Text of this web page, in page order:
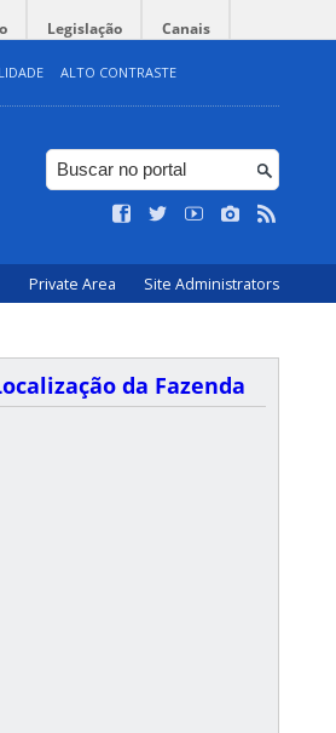
Legislação Canais
ALTO CONTRASTE
Private Area Site Administrators
da Fazenda